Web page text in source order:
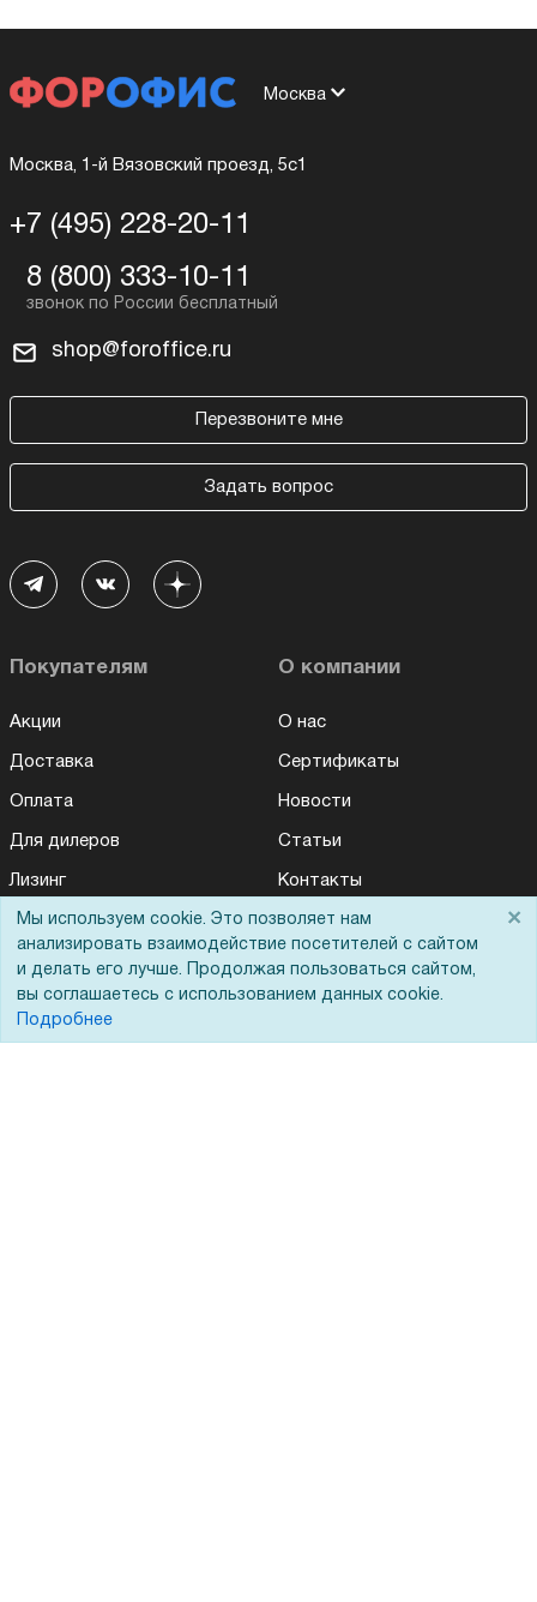
Москва
Москва, 1-й Вязовский проезд, 5с1
+7 (495) 228-20-11
8 (800) 333-10-11
shop@foroffice.ru
Перезвоните мне
Задать вопрос
Покупателям
Акции
Доставка
Оплата
Для дилеров
Лизинг
Кредитование
Тендеры
О компании
О нас
Сертификаты
Новости
Статьи
Контакты
Демопоказ
Мы используем cookie. Это позволяет нам
анализировать взаимодействие посетителей с сайтом
и делать его лучше. Продолжая пользоваться сайтом,
вы соглашаетесь с использованием данных cookie.
Подробнее
×